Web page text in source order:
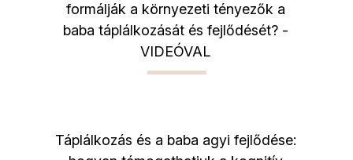
formálják a környezeti tényezők a
baba táplálkozását és fejlődését? -
VIDEÓVAL
Táplálkozás és a baba agyi fejlődése: